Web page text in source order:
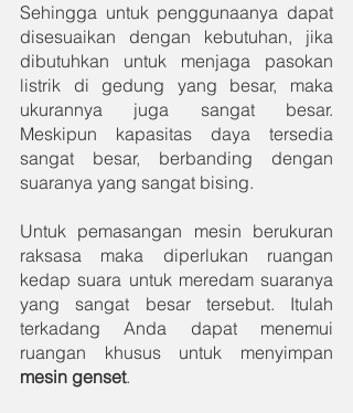
Sehingga untuk penggunaanya dapat
disesuaikan dengan kebutuhan, jika
dibutuhkan untuk menjaga pasokan
listrik di gedung yang besar, maka
ukurannya juga sangat besar.
Meskipun kapasitas daya tersedia
sangat besar, berbanding dengan
suaranya yang sangat bising.
Untuk pemasangan mesin berukuran
raksasa maka diperlukan ruangan
kedap suara untuk meredam suaranya
yang sangat besar tersebut. Itulah
terkadang Anda dapat menemui
ruangan khusus untuk menyimpan
mesin genset.